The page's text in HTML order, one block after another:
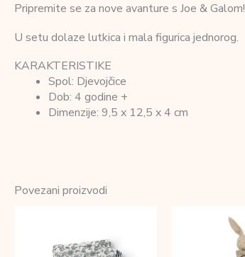
Pripremite se za nove avanture s Joe & Galom!
U setu dolaze lutkica i mala figurica jednorog.
KARAKTERISTIKE
Spol: Djevojčice
Dob: 4 godine +
Dimenzije: 9,5 x 12,5 x 4 cm
Povezani proizvodi